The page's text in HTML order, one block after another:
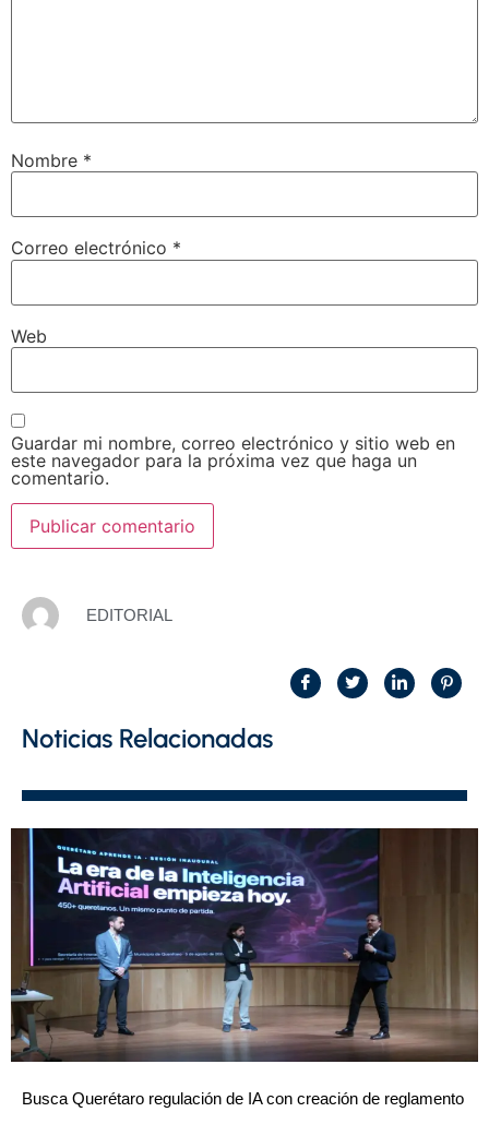
Nombre *
Correo electrónico *
Web
Guardar mi nombre, correo electrónico y sitio web en
este navegador para la próxima vez que haga un
comentario.
EDITORIAL
Noticias Relacionadas
Busca Querétaro regulación de IA con creación de reglamento